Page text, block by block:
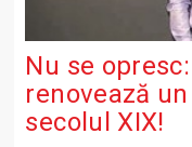
Nu se
renovează
secolul XIX!